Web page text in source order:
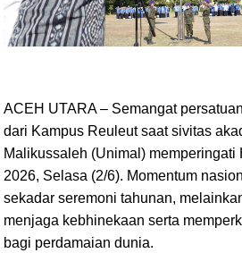
ACEH UTARA – Semangat
dari Kampus Reuleut saat sivitas
Malikussaleh (Unimal) memperingati
2026, Selasa (2/6). Momentum
sekadar seremoni tahunan,
menjaga kebhinekaan serta
bagi perdamaian dunia.